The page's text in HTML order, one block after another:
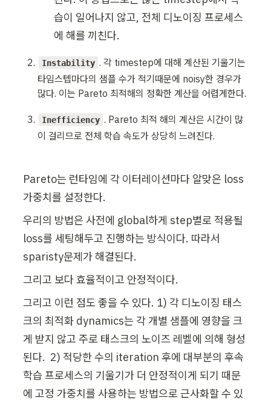
습이 일어나지 않고, 전체 디노이징 프로세스
에 해를 끼친다.
Instability . 각 timestep에 대해 계산된 기울기는
타임스텝마다의 샘플 수가 적기때문에 noisy한 경우가
많다. 이는 Pareto 최적해의 정확한 계산을 어렵게한다.
Inefficiency . Pareto 최적 해의 계산은 시간이 많
이 걸리므로 전체 학습 속도가 상당히 느려진다.
Pareto는 런타임에 각 이터레이션마다 알맞은 loss
가중치를 설정한다.
우리의 방법은 사전에 global하게 step별로 적용될
loss를 세팅해두고 진행하는 방식이다. 따라서
sparisty문제가 해결된다.
그리고 보다 효율적이고 안정적이다.
그리고 이런 점도 좋을 수 있다. 1) 각 디노이징 태스
크의 최적화 dynamics는 각 개별 샘플에 영향을 크
게 받지 않고 주로 태스크의 노이즈 레벨에 의해 형성
된다.  2) 적당한 수의 iteration 후에 대부분의 후속
학습 프로세스의 기울기가 더 안정적이게 되기 때문
에 고정 가중치를 사용하는 방법으로 근사화할 수 있